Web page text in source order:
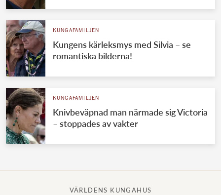
KUNGAFAMILJEN
Kungens kärleksmys med Silvia – se
romantiska bilderna!
KUNGAFAMILJEN
Knivbeväpnad man närmade sig Victoria
– stoppades av vakter
VÄRLDENS KUNGAHUS